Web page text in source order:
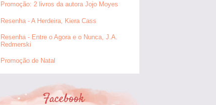
Promoção: 2 livros da autora Jojo Moyes
Resenha - A Herdeira, Kiera Cass
Resenha - Entre o Agora e o Nunca, J.A.
Redmerski
Promoção de Natal
Facebook